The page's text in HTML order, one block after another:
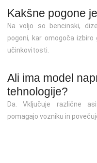
Kakšne pogone
Na voljo so bencinski,
pogoni, kar omogoča
učinkovitosti.
Ali ima model
tehnologije?
Da. Vključuje različne
pomagajo vozniku in